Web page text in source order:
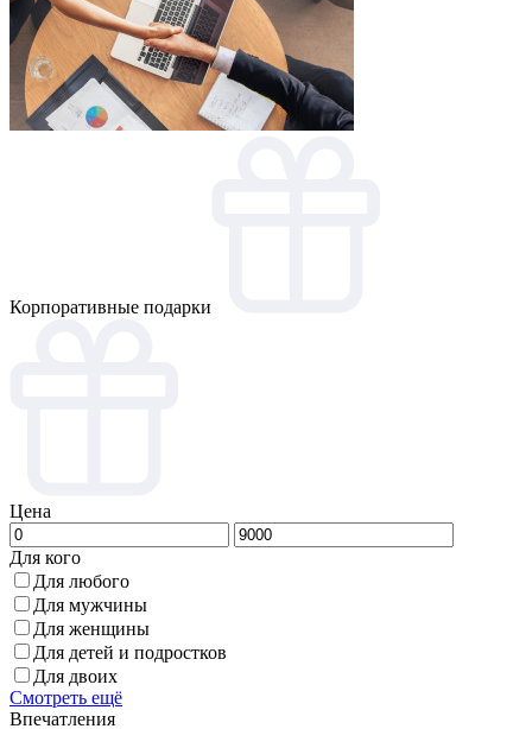
Корпоративные подарки
Цена
Для кого
Для любого
Для мужчины
Для женщины
Для детей и подростков
Для двоих
Смотреть ещё
Впечатления